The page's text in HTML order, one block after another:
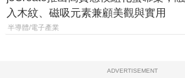
入木紋、磁吸元素兼顧美觀與實用
半導體/電子產業
ADVERTISEMENT